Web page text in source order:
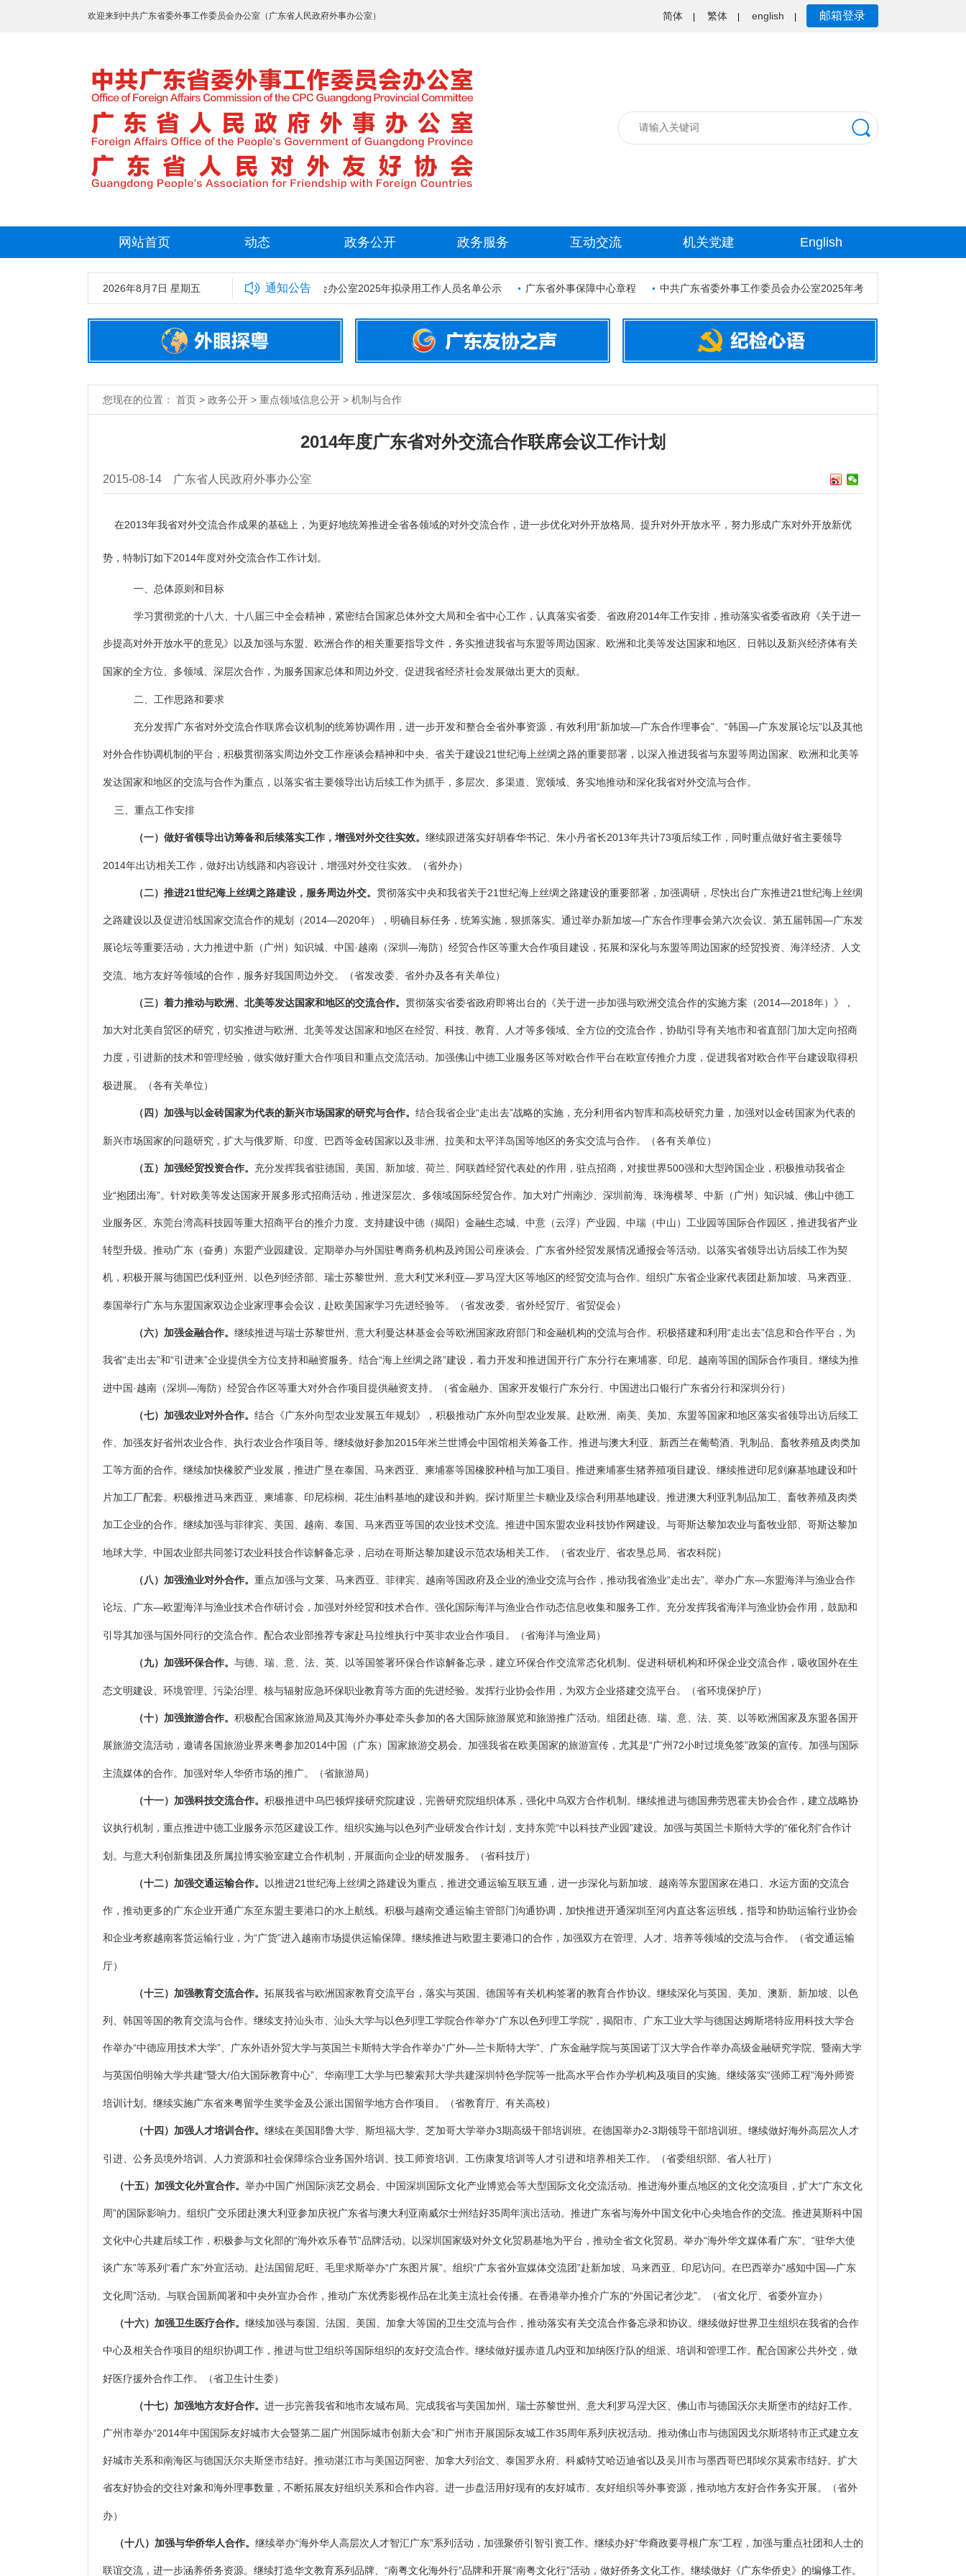
欢迎来到中共广东省委外事工作委员会办公室（广东省人民政府外事办公室） 简体 繁体 english 邮箱登录
网站首页 动态 政务公开 政务服务 互动交流 机关党建 English
2026年8月7日 星期五 通知公告
中共广东省委外事工作委员会办公室2025年拟录用工作人员名单公示 广东省外事保障中心章程 中共广东省委外事工作委员会办公室2025年考试录用公务员资格审核公告
您现在的位置： 首页 > 政务公开 > 重点领域信息公开 > 机制与合作
2014年度广东省对外交流合作联席会议工作计划
2015-08-14 广东省人民政府外事办公室
在2013年我省对外交流合作成果的基础上，为更好地统筹推进全省各领域的对外交流合作，进一步优化对外开放格局、提升对外开放水平，努力形成广东对外开放新优
势，特制订如下2014年度对外交流合作工作计划。
一、总体原则和目标
学习贯彻党的十八大、十八届三中全会精神，紧密结合国家总体外交大局和全省中心工作，认真落实省委、省政府2014年工作安排，推动落实省委省政府《关于进一
步提高对外开放水平的意见》以及加强与东盟、欧洲合作的相关重要指导文件，务实推进我省与东盟等周边国家、欧洲和北美等发达国家和地区、日韩以及新兴经济体有关
国家的全方位、多领域、深层次合作，为服务国家总体和周边外交、促进我省经济社会发展做出更大的贡献。
二、工作思路和要求
充分发挥广东省对外交流合作联席会议机制的统筹协调作用，进一步开发和整合全省外事资源，有效利用“新加坡—广东合作理事会”、“韩国—广东发展论坛”以及其他
对外合作协调机制的平台，积极贯彻落实周边外交工作座谈会精神和中央、省关于建设21世纪海上丝绸之路的重要部署，以深入推进我省与东盟等周边国家、欧洲和北美等
发达国家和地区的交流与合作为重点，以落实省主要领导出访后续工作为抓手，多层次、多渠道、宽领域、务实地推动和深化我省对外交流与合作。
三、重点工作安排
（一）做好省领导出访筹备和后续落实工作，增强对外交往实效。 继续跟进落实好胡春华书记、朱小丹省长2013年共计73项后续工作，同时重点做好省主要领导
2014年出访相关工作，做好出访线路和内容设计，增强对外交往实效。 （省外办）
（二）推进21世纪海上丝绸之路建设，服务周边外交。 贯彻落实中央和我省关于21世纪海上丝绸之路建设的重要部署，加强调研， 尽快出台广东推进21世纪海上丝绸
之路建设以及促进沿线国家交流合作的规划（2014—2020年），明确目标任务，统筹实施，狠抓落实。 通过举办新加坡—广东合作理事会第六次会议、第五届韩国—广东发
展论坛等重要活动，大力推进中新（广州）知识城、中国·越南（深圳—海防）经贸合作区等重大合作项目建设，拓展和深化与东盟等周边国家的经贸投资、海洋经济、人文
交流、地方友好等领域的合作，服务好我国周边外交。 （省发改委、省外办及各有关单位）
（三）着力推动与欧洲、北美等发达国家和地区的交流合作。 贯彻落实省委省政府即将出台的《关于进一步加强与欧洲交流合作的实施方案（2014—2018年）》，
加大对北美自贸区的研究，切实推进与欧洲、北美等发达国家和地区在经贸、科技、教育、人才等多领域、全方位的交流合作，协助引导有关地市和省直部门加大定向招商
力度，引进新的技术和管理经验，做实做好重大合作项目和重点交流活动。加强佛山中德工业服务区等对欧合作平台在欧宣传推介力度，促进我省对欧合作平台建设取得积
极进展。 （各有关单位）
（四）加强与以金砖国家为代表的新兴市场国家的研究与合作。 结合我省企业“走出去”战略的实施，充分利用省内智库和高校研究力量，加强对以金砖国家为代表的
新兴市场国家的问题研究，扩大与俄罗斯、印度、巴西等金砖国家以及非洲、拉美和太平洋岛国等地区的务实交流与合作。 （各有关单位）
（五）加强经贸投资合作。 充分发挥我省驻德国、美国、新加坡、荷兰、阿联酋经贸代表处的作用，驻点招商，对接世界500强和大型跨国企业，积极推动我省企
业“抱团出海”。针对欧美等发达国家开展多形式招商活动，推进深层次、多领域国际经贸合作。加大对广州南沙、深圳前海、珠海横琴、中新（广州）知识城、佛山中德工
业服务区、东莞台湾高科技园等重大招商平台的推介力度。支持建设中德（揭阳）金融生态城、中意（云浮）产业园、中瑞（中山）工业园等国际合作园区，推进我省产业
转型升级。推动广东（奋勇）东盟产业园建设。定期举办与外国驻粤商务机构及跨国公司座谈会、广东省外经贸发展情况通报会等活动。以落实省领导出访后续工作为契
机，积极开展与德国巴伐利亚州、以色列经济部、瑞士苏黎世州、意大利艾米利亚—罗马涅大区等地区的经贸交流与合作。组织广东省企业家代表团赴新加坡、马来西亚、
泰国举行广东与东盟国家双边企业家理事会会议，赴欧美国家学习先进经验等。 （省发改委、省外经贸厅、省贸促会）
（六）加强金融合作。 继续推进与瑞士苏黎世州、意大利曼达林基金会等欧洲国家政府部门和金融机构的交流与合作。积极搭建和利用“走出去”信息和合作平台，为
我省“走出去”和“引进来”企业提供全方位支持和融资服务。结合“海上丝绸之路”建设，着力开发和推进国开行广东分行在柬埔寨、印尼、越南等国的国际合作项目。继续为推
进中国·越南（深圳—海防）经贸合作区等重大对外合作项目提供融资支持。 （省金融办、国家开发银行广东分行、中国进出口银行广东省分行和深圳分行）
（七）加强农业对外合作。 结合《广东外向型农业发展五年规划》，积极推动广东外向型农业发展。赴欧洲、南美、美加、东盟等国家和地区落实省领导出访后续工
作、加强友好省州农业合作、执行农业合作项目等。继续做好参加2015年米兰世博会中国馆相关筹备工作。推进与澳大利亚、新西兰在葡萄酒、乳制品、畜牧养殖及肉类加
工等方面的合作。继续加快橡胶产业发展，推进广垦在泰国、马来西亚、柬埔寨等国橡胶种植与加工项目。推进柬埔寨生猪养殖项目建设。继续推进印尼剑麻基地建设和叶
片加工厂配套。积极推进马来西亚、柬埔寨、印尼棕榈、花生油料基地的建设和并购。探讨斯里兰卡糖业及综合利用基地建设。推进澳大利亚乳制品加工、畜牧养殖及肉类
加工企业的合作。继续加强与菲律宾、美国、越南、泰国、马来西亚等国的农业技术交流。推进中国东盟农业科技协作网建设。与哥斯达黎加农业与畜牧业部、哥斯达黎加
地球大学、中国农业部共同签订农业科技合作谅解备忘录，启动在哥斯达黎加建设示范农场相关工作。 （省农业厅、省农垦总局、省农科院）
（八）加强渔业对外合作。 重点加强与文莱、马来西亚、菲律宾、越南等国政府及企业的渔业交流与合作，推动我省渔业“走出去”。举办广东—东盟海洋与渔业合作
论坛、广东—欧盟海洋与渔业技术合作研讨会，加强对外经贸和技术合作。强化国际海洋与渔业合作动态信息收集和服务工作。充分发挥我省海洋与渔业协会作用，鼓励和
引导其加强与国外同行的交流合作。配合农业部推荐专家赴马拉维执行中英非农业合作项目。 （省海洋与渔业局）
（九）加强环保合作。 与德、瑞、意、法、英、以等国签署环保合作谅解备忘录，建立环保合作交流常态化机制。促进科研机构和环保企业交流合作，吸收国外在生
态文明建设、环境管理、污染治理、核与辐射应急环保职业教育等方面的先进经验。发挥行业协会作用，为双方企业搭建交流平台。 （省环境保护厅）
（十）加强旅游合作。 积极配合国家旅游局及其海外办事处牵头参加的各大国际旅游展览和旅游推广活动。组团赴德、瑞、意、法、英、以等欧洲国家及东盟各国开
展旅游交流活动，邀请各国旅游业界来粤参加2014中国（广东）国家旅游交易会。加强我省在欧美国家的旅游宣传，尤其是“广州72小时过境免签”政策的宣传。加强与国际
主流媒体的合作。加强对华人华侨市场的推广。 （省旅游局）
（十一）加强科技交流合作。 积极推进中乌巴顿焊接研究院建设，完善研究院组织体系，强化中乌双方合作机制。继续推进与德国弗劳恩霍夫协会合作，建立战略协
议执行机制，重点推进中德工业服务示范区建设工作。组织实施与以色列产业研发合作计划，支持东莞“中以科技产业园”建设。加强与英国兰卡斯特大学的“催化剂”合作计
划。与意大利创新集团及所属拉博实验室建立合作机制，开展面向企业的研发服务。 （省科技厅）
（十二）加强交通运输合作。 以推进21世纪海上丝绸之路建设为重点，推进交通运输互联互通，进一步深化与新加坡、越南等东盟国家在港口、水运方面的交流合
作，推动更多的广东企业开通广东至东盟主要港口的水上航线。积极与越南交通运输主管部门沟通协调，加快推进开通深圳至河内直达客运班线，指导和协助运输行业协会
和企业考察越南客货运输行业，为“广货”进入越南市场提供运输保障。继续推进与欧盟主要港口的合作，加强双方在管理、人才、培养等领域的交流与合作。 （省交通运输
厅）
（十三）加强教育交流合作。 拓展我省与欧洲国家教育交流平台，落实与英国、德国等有关机构签署的教育合作协议。继续深化与英国、美加、澳新、新加坡、以色
列、韩国等国的教育交流与合作。继续支持汕头市、汕头大学与以色列理工学院合作举办“广东以色列理工学院”，揭阳市、广东工业大学与德国达姆斯塔特应用科技大学合
作举办“中德应用技术大学”、广东外语外贸大学与英国兰卡斯特大学合作举办“广外—兰卡斯特大学”、广东金融学院与英国诺丁汉大学合作举办高级金融研究学院、暨南大学
与英国伯明翰大学共建“暨大/伯大国际教育中心”、华南理工大学与巴黎索邦大学共建深圳特色学院等一批高水平合作办学机构及项目的实施。继续落实“强师工程”海外师资
培训计划。继续实施广东省来粤留学生奖学金及公派出国留学地方合作项目。 （省教育厅、有关高校）
（十四）加强人才培训合作。 继续在美国耶鲁大学、斯坦福大学、芝加哥大学举办3期高级干部培训班。在德国举办2-3期领导干部培训班。继续做好海外高层次人才
引进、公务员境外培训、人力资源和社会保障综合业务国外培训、技工师资培训、工伤康复培训等人才引进和培养相关工作。 （省委组织部、省人社厅）
（十五）加强文化外宣合作。 举办中国广州国际演艺交易会、中国深圳国际文化产业博览会等大型国际文化交流活动。推进海外重点地区的文化交流项目，扩大“广东文化
周”的国际影响力。组织广交乐团赴澳大利亚参加庆祝广东省与澳大利亚南威尔士州结好35周年演出活动。推进广东省与海外中国文化中心央地合作的交流。推进莫斯科中国
文化中心共建后续工作，积极参与文化部的“海外欢乐春节”品牌活动。以深圳国家级对外文化贸易基地为平台，推动全省文化贸易。举办“海外华文媒体看广东”、“驻华大使
谈广东”等系列“看广东”外宣活动。赴法国留尼旺、毛里求斯举办“广东图片展”。组织“广东省外宣媒体交流团”赴新加坡、马来西亚、印尼访问。在巴西举办“感知中国—广东
文化周”活动。与联合国新闻署和中央外宣办合作，推动广东优秀影视作品在北美主流社会传播。在香港举办推介广东的“外国记者沙龙”。 （省文化厅、省委外宣办）
（十六）加强卫生医疗合作。 继续加强与泰国、法国、美国、加拿大等国的卫生交流与合作，推动落实有关交流合作备忘录和协议。继续做好世界卫生组织在我省的合作
中心及相关合作项目的组织协调工作，推进与世卫组织等国际组织的友好交流合作。继续做好援赤道几内亚和加纳医疗队的组派、培训和管理工作。配合国家公共外交，做
好医疗援外合作工作。 （省卫生计生委）
（十七）加强地方友好合作。 进一步完善我省和地市友城布局。完成我省与美国加州、瑞士苏黎世州、意大利罗马涅大区、佛山市与德国沃尔夫斯堡市的结好工作。
广州市举办“2014年中国国际友好城市大会暨第二届广州国际城市创新大会”和广州市开展国际友城工作35周年系列庆祝活动。推动佛山市与德国因戈尔斯塔特市正式建立友
好城市关系和南海区与德国沃尔夫斯堡市结好。推动湛江市与美国迈阿密、加拿大列治文、泰国罗永府、科威特艾哈迈迪省以及吴川市与墨西哥巴耶埃尔莫索市结好。扩大
省友好协会的交往对象和海外理事数量，不断拓展友好组织关系和合作内容。进一步盘活用好现有的友好城市、友好组织等外事资源，推动地方友好合作务实开展。 （省外
办）
（十八）加强与华侨华人合作。 继续举办“海外华人高层次人才智汇广东”系列活动，加强聚侨引智引资工作。继续办好“华裔政要寻根广东”工程，加强与重点社团和人士的
联谊交流，进一步涵养侨务资源。继续打造华文教育系列品牌、“南粤文化海外行”品牌和开展“南粤文化行”活动，做好侨务文化工作。继续做好《广东华侨史》的编修工作。